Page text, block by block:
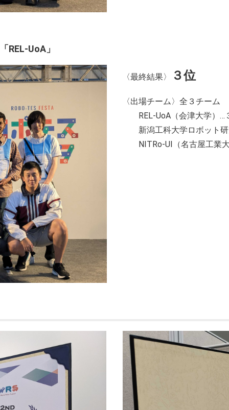
REL-UoA」
〈最終結果〉 ３位
〈出場チーム〉全３チーム
REL-UoA（会津大学）…
新潟工科大学ロボット研
NITRo-UI（名古屋工業大